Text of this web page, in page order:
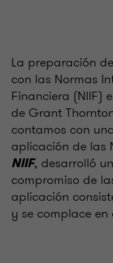
La preparación
con las Normas
Financiera (NIIF)
de Grant
contamos con
aplicación de las
NIIF, desarrolló
compromiso de
aplicación
y se complace